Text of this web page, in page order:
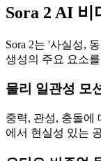
Sora 2 AI 비
Sora 2는 '사실성,
생성의 주요 요소
물리 일관성 모
중력, 관성, 충돌에
에서 현실성 있는